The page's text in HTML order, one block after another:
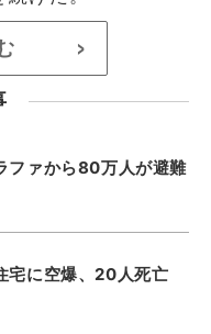
>
ファから80万人が避難
宅に空爆、20人死亡